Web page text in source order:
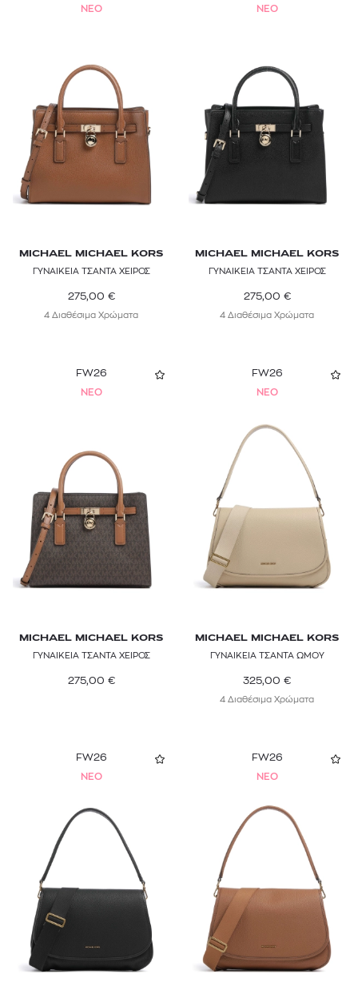
NEO
MICHAEL MICHAEL KORS
ΓΥΝΑΙΚΕΙΑ ΤΣΑΝΤΑ ΧΕΙΡΟΣ
275,00 €
4 Διαθέσιμα Χρώματα
NEO
MICHAEL MICHAEL KORS
ΓΥΝΑΙΚΕΙΑ ΤΣΑΝΤΑ ΧΕΙΡΟΣ
275,00 €
4 Διαθέσιμα Χρώματα
FW26
NEO
MICHAEL MICHAEL KORS
ΓΥΝΑΙΚΕΙΑ ΤΣΑΝΤΑ ΧΕΙΡΟΣ
275,00 €
FW26
NEO
MICHAEL MICHAEL KORS
ΓΥΝΑΙΚΕΙΑ ΤΣΑΝΤΑ ΩΜΟΥ
325,00 €
4 Διαθέσιμα Χρώματα
FW26
NEO
FW26
NEO